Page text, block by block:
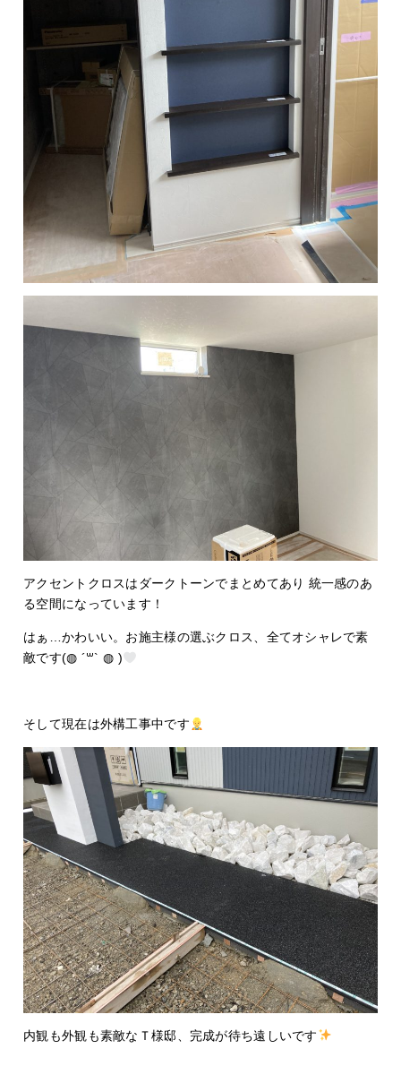
アクセントクロスはダークトーンでまとめてあり 統一感のあ
る空間になっています！
はぁ…かわいい。お施主様の選ぶクロス、全てオシャレで素
敵です(◍ ´꒳` ◍ )
そして現在は外構工事中です
内観も外観も素敵なＴ様邸、完成が待ち遠しいです